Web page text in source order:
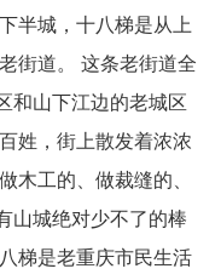
半城，十八梯是从上
街道。 这条老街道全
和山下江边的老城区
姓，街上散发着浓浓
木工的、做裁缝的、
山城绝对少不了的棒
梯是老重庆市民生活